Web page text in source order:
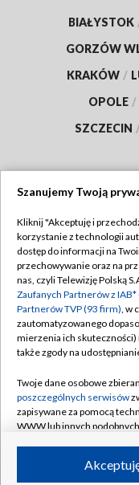
BIAŁYSTOK
GORZÓW
KRAKÓW /
OPOLE /
SZCZECIN
Abonament TVP
Emisja w TVP
Centrum informacji
Naziemna
Rada Programowa
System NOS
Informacje o
Program dla prasy
Szanujemy Twoją
Kliknij "Akceptuję i
korzystanie z technologii
dostęp do informacji na
przechowywanie oraz na
nas, czyli Telewizję Polską
Zaufanych Partnerów z
Partnerów TVP (93 firm), w
zautomatyzowanego
mierzenia ich skuteczności)
także zgody na
Twoje dane osobowe
poszczególnych serwisów
zapisywane za pomocą
WWW lub innych
ruchu w Internecie.